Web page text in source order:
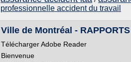
professionnelle accident du travail
Ville de Montréal -
Télécharger Adobe Reader
Bienvenue